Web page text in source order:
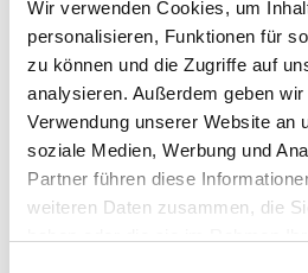
Wir verwenden Cookies, um
personalisieren, Funktionen für
zu können und die Zugriffe auf
analysieren. Außerdem geben
Verwendung unserer Website an
soziale Medien, Werbung und
Partner führen diese
weiteren Daten zusammen, die